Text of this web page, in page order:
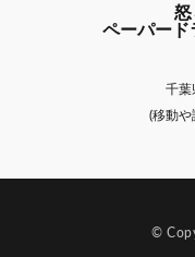
怒
ペーパード
千葉
(移動や
©